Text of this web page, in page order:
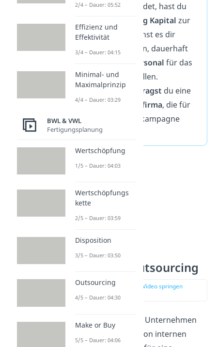
im Wachstum befindet, hast du
wenig Kapital zur
Verfügung. Du kannst es dir
deshalb nicht leisten, dauerhaft
Personal für das
Marketing einzustellen.
Stattdessenbeauftragst du eine
externe Marketingfirma, die für
dich die Marketingkampagne
erstellt.
Gründe für Outsourcing
zur Stelle im Video springen
(00:40)
Warum sollte sich ein Unternehmen
für die Auslagerung von internen
2/4 – Dauer: 05:52
Effizienz und
Effektivität
3/4 – Dauer: 04:15
Minimal- und
Maximalprinzip
4/4 – Dauer: 03:29
BWL & VWL
Fertigungsplanung
Wertschöpfung
1/5 – Dauer: 04:03
Wertschöpfungs
kette
2/5 – Dauer: 03:59
Disposition
3/5 – Dauer: 03:50
Outsourcing
4/5 – Dauer: 04:30
Make or Buy
5/5 – Dauer: 04:06